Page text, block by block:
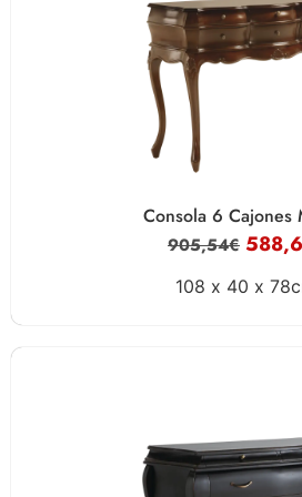
Consola 6 Cajones
905,54€
108 x 40 x